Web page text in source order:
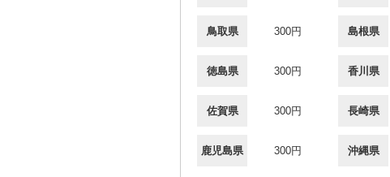
鳥取県 300円 島根県
徳島県 300円 香川県
佐賀県 300円 長崎県
鹿児島県 300円 沖縄県